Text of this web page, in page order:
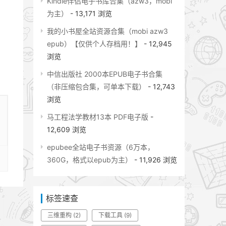
为主）
- 13,171 浏览
我的小书屋全站资源合集（mobi azw3
epub）【仅供个人存档用！】
- 12,945
浏览
中信出版社 2000本EPUB电子书合集
（非压缩包合集，可单本下载）
- 12,743
浏览
马工程法学教材13本 PDF电子版 -
12,609 浏览
epubee全站电子书资源（6万本，
360G，格式以epub为主）
- 11,926 浏览
标签速查
三维重构 (2) 下载工具 (9)